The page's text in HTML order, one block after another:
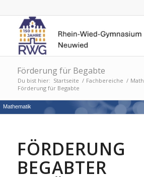
Förderung für Begabte
Du bist hier: Startseite / Fachbereiche /
Förderung für Begabte
Mathematik
FÖRDERUNG
BEGABTER